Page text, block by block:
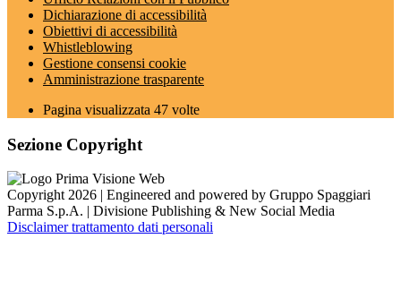
Dichiarazione di accessibilità
Obiettivi di accessibilità
Whistleblowing
Gestione consensi cookie
Amministrazione trasparente
Pagina visualizzata 47 volte
Sezione Copyright
Copyright 2026 | Engineered and powered by Gruppo Spaggiari
Parma S.p.A. | Divisione Publishing & New Social Media
Disclaimer trattamento dati personali